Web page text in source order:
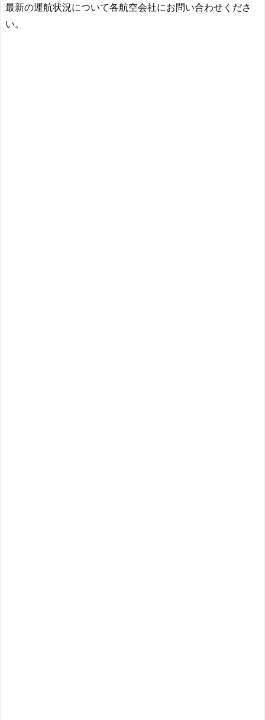
最新の運航状況について各航空会社にお問い合わせくださ
い。